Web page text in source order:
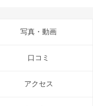
写真・動画
口コミ
アクセス